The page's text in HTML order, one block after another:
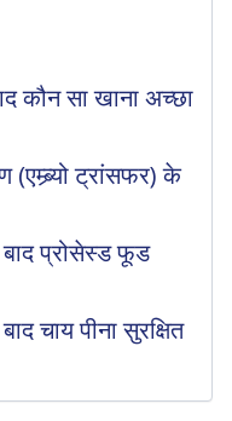
कौन सा खाना अच्छा
ट्रांसफर) के
बाद प्रोसेस्ड फूड
चाय पीना सुरक्षित